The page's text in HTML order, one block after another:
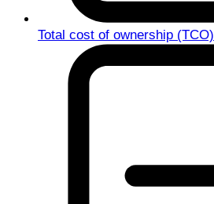
Total cost of ownership (TCO)